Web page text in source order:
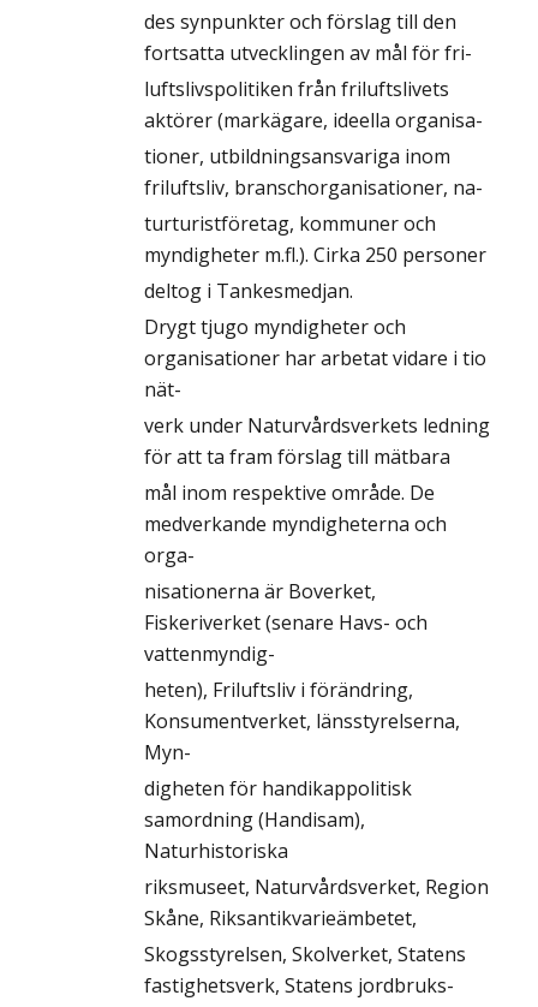
des synpunkter och förslag till den
fortsatta utvecklingen av mål för fri-
luftslivspolitiken från friluftslivets
aktörer (markägare, ideella organisa-
tioner, utbildningsansvariga inom
friluftsliv, branschorganisationer, na-
turturistföretag, kommuner och
myndigheter m.fl.). Cirka 250 personer
deltog i Tankesmedjan.
Drygt tjugo myndigheter och
organisationer har arbetat vidare i tio
nät-
verk under Naturvårdsverkets ledning
för att ta fram förslag till mätbara
mål inom respektive område. De
medverkande myndigheterna och
orga-
nisationerna är Boverket,
Fiskeriverket (senare Havs- och
vattenmyndig-
heten), Friluftsliv i förändring,
Konsumentverket, länsstyrelserna,
Myn-
digheten för handikappolitisk
samordning (Handisam),
Naturhistoriska
riksmuseet, Naturvårdsverket, Region
Skåne, Riksantikvarieämbetet,
Skogsstyrelsen, Skolverket, Statens
fastighetsverk, Statens jordbruks-